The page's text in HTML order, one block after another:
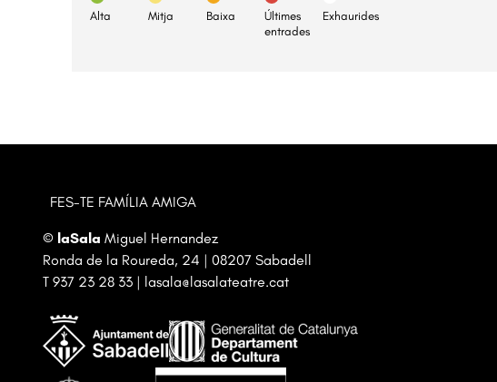
Alta Mitja Baixa
Últimes
entrades
Exhaurides
FES-TE FAMÍLIA AMIGA
© laSala Miguel Hernandez
Ronda de la Roureda, 24 | 08207 Sabadell
T 937 23 28 33 | lasala@lasalateatre.cat